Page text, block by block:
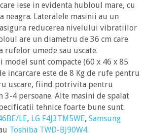
iese in evidenta hubloul mare, cu
neagra. Lateralele masinii au un
asigura reducerea nivelului vibratiilor
are un diametru de 36 cm care
rufelor umede sau uscate.
model sunt compacte (60 x 46 x 85
incarcare este de 8 Kg de rufe pentru
uscare, fiind potrivita pentru
4 persoane. Alte masini de spalat
tehnice foarte bune sunt:
LE, LG F4J3TM5WE, Samsung
Toshiba TWD-BJ90W4.